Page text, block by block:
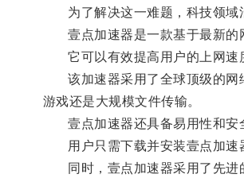
为了解决这一难题，科技领域涌
壹点加速器是一款基于最新的
它可以有效提高用户的上网速
该加速器采用了全球顶级的网络
游戏还是大规模文件传输。
壹点加速器还具备易用性和安
用户只需下载并安装壹点加速器
同时，壹点加速器采用了先进